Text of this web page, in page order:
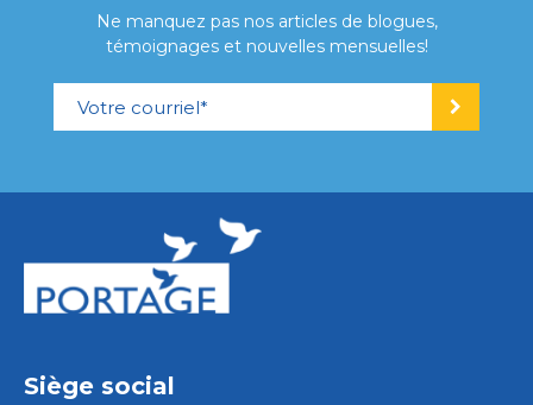
Ne manquez pas nos articles de blogues,
témoignages et nouvelles mensuelles!
Siège social